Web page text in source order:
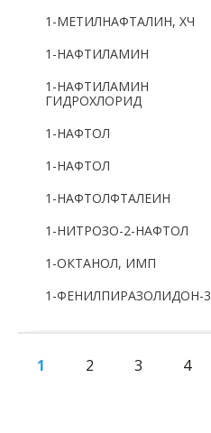
1-МЕТИЛНАФТАЛИН, ХЧ
1-НАФТИЛАМИН
1-НАФТИЛАМИН
ГИДРОХЛОРИД
1-НАФТОЛ
1-НАФТОЛ
1-НАФТОЛФТАЛЕИН
1-НИТРОЗО-2-НАФТОЛ
1-ОКТАНОЛ, ИМП
1-ФЕНИЛПИРАЗОЛИДОН-3
1 2 3 4